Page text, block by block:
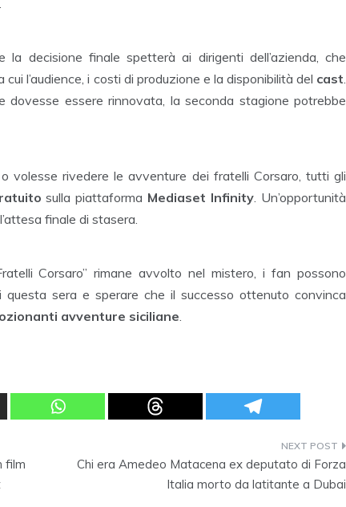
decisione finale spetterà ai dirigenti dell’azienda, che
l’audience, i costi di produzione e la disponibilità del cast.
dovesse essere rinnovata, la seconda stagione potrebbe
volesse rivedere le avventure dei fratelli Corsaro, tutti gli
sulla piattaforma Mediaset Infinity. Un’opportunità
finale di stasera.
Corsaro” rimane avvolto nel mistero, i fan possono
questa sera e sperare che il successo ottenuto convinca
avventure siciliane.
film
Chi era Amedeo Matacena ex deputato di Forza
Italia morto da latitante a Dubai